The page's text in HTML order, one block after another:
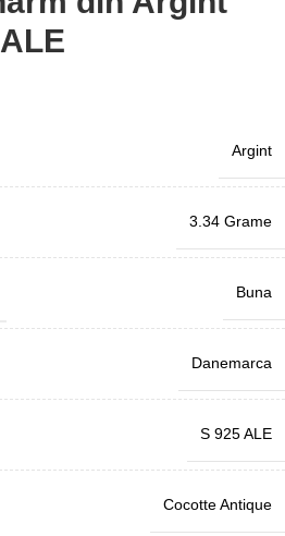
Argint
3.34 Grame
Buna
Danemarca
S 925 ALE
Cocotte Antique